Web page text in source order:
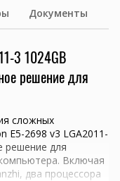
Документы
3 1024GB
решение для
сложных
E5-2698 v3 LGA2011-
решение для
Включая
два процессора